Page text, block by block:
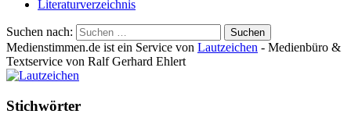
Literaturverzeichnis
Suchen nach:
Medienstimmen.de ist ein Service von Lautzeichen - Medienbüro &
Textservice von Ralf Gerhard Ehlert
Stichwörter